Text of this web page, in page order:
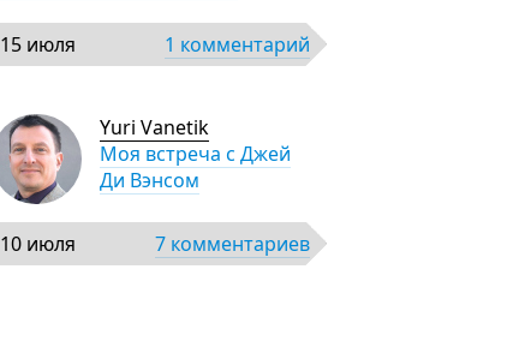
15 июля 1 комментарий
Yuri Vanetik
Моя встреча с Джей
Ди Вэнсом
10 июля 7 комментариев